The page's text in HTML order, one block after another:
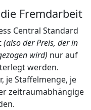
Fremdarbeit
Central Standard
(also der Preis, der in
wird) nur auf
werden.
je Staffelmenge, je
zeitraumabhängige